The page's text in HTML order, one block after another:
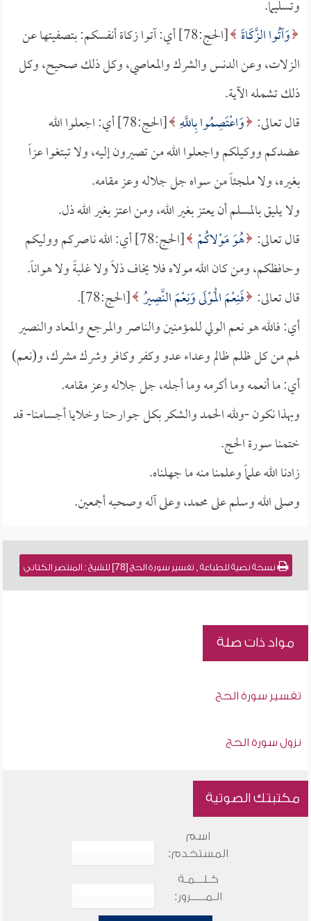
وتسليماً.
وَآتُوا الزَّكَاةَ
[الحج:78] أي: آتوا زكاة أنفسكم: بتصفيتها عن
الزلات، وعن الدنس والشرك والمعاصي، وكل ذلك صحيح، وكل
ذلك تشمله الآية.
قال تعالى: وَاعْتَصِمُوا بِاللَّهِ
[الحج:78] أي: اجعلوا الله
عضدكم ووكيلكم واجعلوا الله من تصيرون إليه، ولا تبتغوا عزاً
بغيره، ولا ملجئاً من سواه جل جلاله وعز مقامه.
ولا يليق بالمسلم أن يعتز بغير الله، ومن اعتز بغير الله ذل.
قال تعالى: هُوَ مَوْلاكُمْ
[الحج:78] أي: الله ناصركم ووليكم
وحافظكم، ومن كان الله مولاه فلا يخاف ذلاً ولا غلبةً ولا هواناً.
قال تعالى: فَنِعْمَ الْمَوْلَى وَنِعْمَ النَّصِيرُ [الحج:78].
أي: فالله هو نعم الولي للمؤمنين والناصر والمرجع والمعاد والنصير
لهم من كل ظلم ظالم وعداء عدو وكفر وكافر وشرك مشرك، و(نعم)
أي: ما أنعمه وما أكرمه وما أجله، جل جلاله وعز مقامه.
وبهذا نكون -ولله الحمد والشكر بكل جوارحنا وخلايا أجسامنا- قد
ختمنا سورة الحج.
زادنا الله علماً وعلمنا منه ما جهلناه.
وصلى الله وسلم على محمد، وعلى آله وصحبه أجمعين.
نسخة نصية للطباعة , تفسير سورة الحج [78] للشيخ : المنتصر الكتاني
مواد ذات صلة
تفسير سورة الحج
نزول سورة الحج
مكتبتك الصوتية
اسم
المستخدم:
كـلـــمـة
الـمـــــرور: